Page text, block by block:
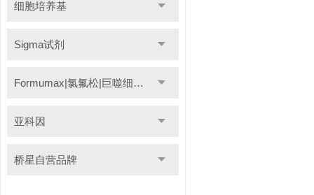
细胞培养基
Sigma试剂
Formumax|氯氟松|巨噬细胞清除剂
亚科因
桥星自营品牌